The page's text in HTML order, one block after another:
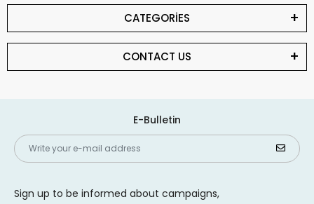
CATEGORİES
CONTACT US
E-Bulletin
Sign up to be informed about campaigns,